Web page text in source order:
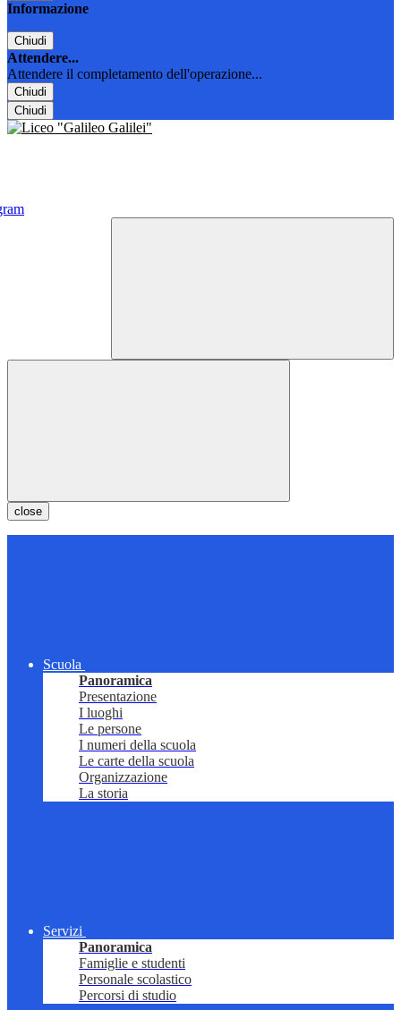
Informazione
Chiudi
Attendere...
Attendere il completamento dell'operazione...
Chiudi
Chiudi
close
Scuola
Panoramica
Presentazione
I luoghi
Le persone
I numeri della scuola
Le carte della scuola
Organizzazione
La storia
Servizi
Panoramica
Famiglie e studenti
Personale scolastico
Percorsi di studio